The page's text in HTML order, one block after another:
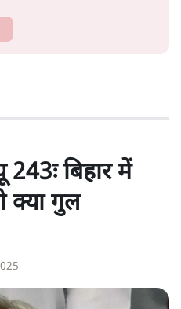
बिहार में
क्या गुल